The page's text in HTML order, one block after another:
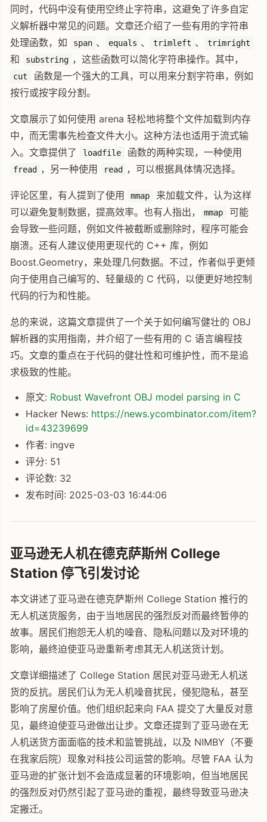
同时，代码中没有使用空终止字符串，这避免了许多自定
义解析器中常见的问题。文章还介绍了一些有用的字符串
处理函数，如
span 、 equals 、 trimleft 、 trimright
和 substring ，这些函数可以简化字符串操作。其中，
cut
函数是一个强大的工具，可以用来分割字符串，例如
按行或按字段分割。
文章展示了如何使用 arena 轻松地将整个文件加载到内存
中，而无需事先检查文件大小。这种方法也适用于流式输
入。文章提供了
loadfile 函数的两种实现，一种使用
fread ，另一种使用 read ，可以根据具体情况选择。
评论区里，有人提到了使用 mmap
来加载文件，认为这样
可以避免复制数据，提高效率。也有人指出，
mmap
可能
会导致一些问题，例如文件被截断或删除时，程序可能会
崩溃。还有人建议使用更现代的 C++ 库，例如
Boost.Geometry，来处理几何数据。不过，作者似乎更倾
向于使用自己编写的、轻量级的 C 代码，以便更好地控制
代码的行为和性能。
总的来说，这篇文章提供了一个关于如何编写健壮的 OBJ
解析器的实用指南，并介绍了一些有用的 C 语言编程技
巧。文章的重点在于代码的健壮性和可维护性，而不是追
求极致的性能。
原文: Robust Wavefront OBJ model parsing in C
Hacker News: https://news.ycombinator.com/item?
id=43239699
作者: ingve
评分: 51
评论数: 32
发布时间: 2025-03-03 16:44:06
亚马逊无人机在德克萨斯州 College
Station 停飞引发讨论
本文讲述了亚马逊在德克萨斯州 College Station 推行的
无人机送货服务，由于当地居民的强烈反对而最终暂停的
故事。居民们抱怨无人机的噪音、隐私问题以及对环境的
影响，最终迫使亚马逊重新考虑其无人机送货计划。
文章详细描述了 College Station 居民对亚马逊无人机送
货的反抗。居民们认为无人机噪音扰民，侵犯隐私，甚至
影响了房屋价值。他们组织起来向 FAA 提交了大量反对意
见，最终迫使亚马逊做出让步。文章还提到了亚马逊在无
人机送货方面面临的技术和监管挑战，以及 NIMBY（不要
在我家后院）现象对科技公司运营的影响。尽管 FAA 认为
亚马逊的扩张计划不会造成显著的环境影响，但当地居民
的强烈反对仍然引起了亚马逊的重视，最终导致亚马逊决
定搬迁。